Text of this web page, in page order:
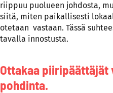
riippuu puolueen johdosta,
siitä, miten paikallisesti
otetaan vastaan. Tässä
tavalla innostusta.
Ottakaa piiripäättäjät
pohdinta.